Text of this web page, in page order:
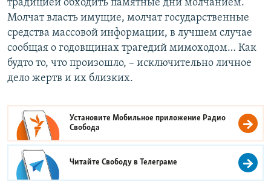
традицией обходить памятные дни молчанием.
Молчат власть имущие, молчат государственные
средства массовой информации, в лучшем случае
сообщая о годовщинах трагедий мимоходом… Как
будто то, что произошло, – исключительно личное
дело жертв и их близких.
Установите Мобильное приложение Радио
Свобода
Читайте Свободу вТелеграме